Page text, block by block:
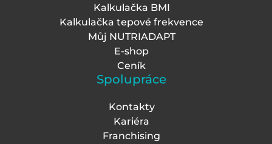
Kalkulačka BMI
Kalkulačka tepové frekvence
Můj NUTRIADAPT
E-shop
Ceník
Spolupráce
Kontakty
Kariéra
Franchising